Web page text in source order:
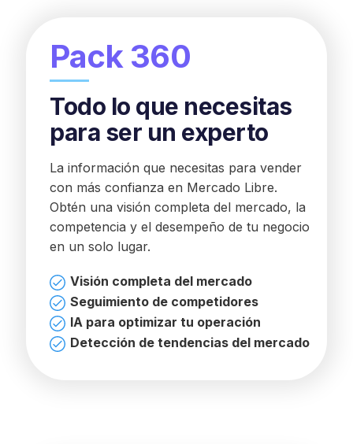
Pack 360
Todo lo que necesitas
para ser un experto
La información que necesitas para vender
con más confianza en Mercado Libre.
Obtén una visión completa del mercado, la
competencia y el desempeño de tu negocio
en un solo lugar.
Visión completa del mercado
Seguimiento de competidores
IA para optimizar tu operación
Detección de tendencias del mercado